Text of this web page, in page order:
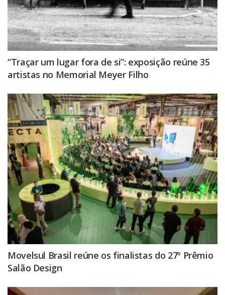
“Traçar um lugar fora de si”: exposição reúne 35
artistas no Memorial Meyer Filho
Movelsul Brasil reúne os finalistas do 27º Prêmio
Salão Design